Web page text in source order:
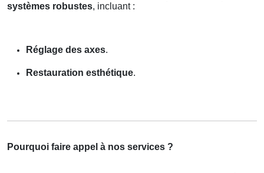
systèmes robustes, incluant :
Réglage des axes.
Restauration esthétique.
Pourquoi faire appel à nos services ?